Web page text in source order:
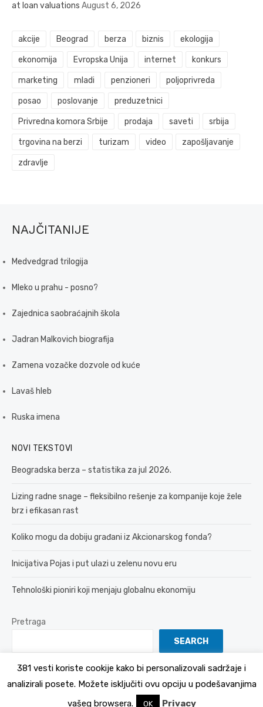
at loan valuations August 6, 2026
akcije Beograd berza biznis ekologija
ekonomija Evropska Unija internet konkurs
marketing mladi penzioneri poljoprivreda
posao poslovanje preduzetnici
Privredna komora Srbije prodaja saveti srbija
trgovina na berzi turizam video zapošljavanje
zdravlje
NAJČITANIJE
Medvedgrad trilogija
Mleko u prahu - posno?
Zajednica saobraćajnih škola
Jadran Malkovich biografija
Zamena vozačke dozvole od kuće
Lavaš hleb
Ruska imena
NOVI TEKSTOVI
Beogradska berza – statistika za jul 2026.
Lizing radne snage – fleksibilno rešenje za kompanije koje žele
brz i efikasan rast
Koliko mogu da dobiju građani iz Akcionarskog fonda?
Inicijativa Pojas i put ulazi u zelenu novu eru
Tehnološki pioniri koji menjaju globalnu ekonomiju
Pretraga
SEARCH
Politika Privatnosti
381 vesti koriste cookije kako bi personalizovali sadržaje i
analizirali posete. Možete isključiti ovu opciju u podešavanjima
vašeg browsera.
OK Privacy